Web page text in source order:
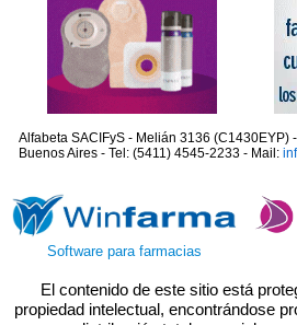
Alfabeta SACIFyS - Melián 3136 (C1430EYP)
Buenos Aires - Tel: (5411) 4545-2233 - Mail:
Software para farmacias
El contenido de este sitio está
propiedad intelectual, encontrándose